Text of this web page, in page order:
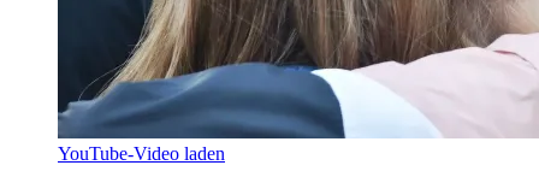
YouTube-Video laden